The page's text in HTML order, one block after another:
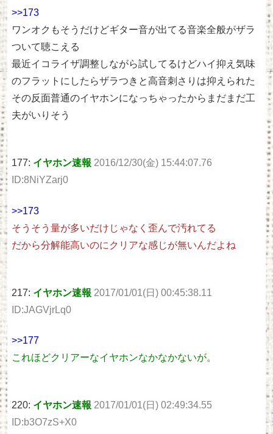
>>173
ワンオクもそうだけどギター音が出てる音楽全般がザラ
ついて聴こえる
最近イコライザ調整しながら試してるけどハイ抑え気味
のフラットにしたらザラつきと高音刺さりは抑えられた
その反面普通のイヤホンになっちゃったからまだまだ工
夫がいりそう
177: イヤホン速報 2016/12/30(金) 15:44:07.76
ID:8NiYZarj0
>>173
そうそう量が多いだけじゃなく歪んで汚れてる
だから分解能高いのにクリアな感じが無いんだよね
217: イヤホン速報 2017/01/01(日) 00:45:38.11
ID:JAGVjrLq0
>>177
これほどクリアーなイヤホンなかなかないが。
220: イヤホン速報 2017/01/01(日) 02:49:34.55
ID:b3O7zS+X0